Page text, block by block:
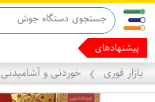
پیشنهادهای ما رو بر
بازار فوری ❯ خوردنی و آشامیدنی